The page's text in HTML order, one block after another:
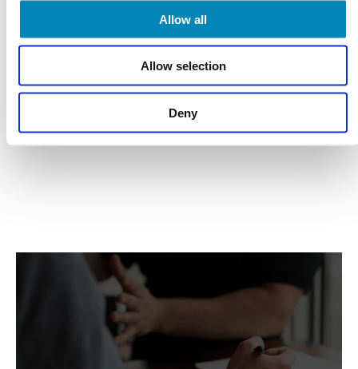
Allow all
Allow selection
Deny
Har du husket?